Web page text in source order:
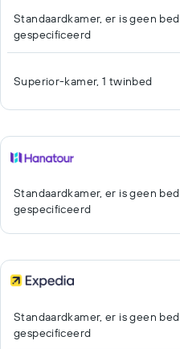
Standaardkamer, er is geen bed
gespecificeerd
Superior-kamer, 1 twinbed
Standaardkamer, er is geen bed
gespecificeerd
Standaardkamer, er is geen bed
gespecificeerd